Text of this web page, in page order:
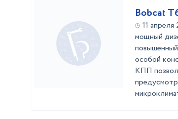
Bobcat
11 апреля
мощный
особой
КПП